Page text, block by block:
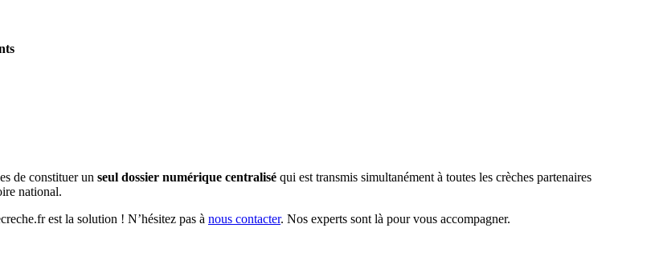
de constituer un seul dossier numérique centralisé qui est transmis simultanément à toutes les crèches partenaires
national.
est la solution ! N’hésitez pas à nous contacter. Nos experts sont là pour vous accompagner.